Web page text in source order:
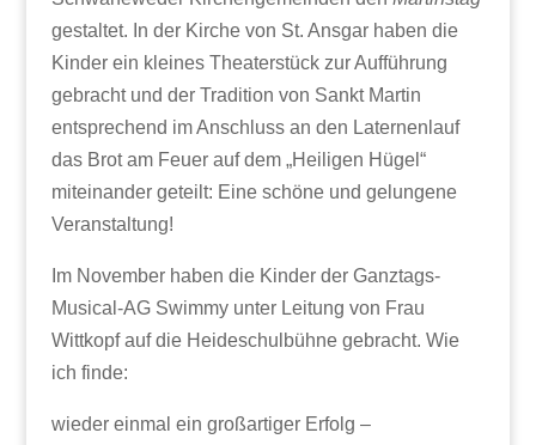
gestaltet. In der Kirche von St. Ansgar haben die
Kinder ein kleines Theaterstück zur Aufführung
gebracht und der Tradition von Sankt Martin
entsprechend im Anschluss an den Laternenlauf
das Brot am Feuer auf dem „Heiligen Hügel“
miteinander geteilt: Eine schöne und gelungene
Veranstaltung!
Im November haben die Kinder der Ganztags-
Musical-AG Swimmy unter Leitung von Frau
Wittkopf auf die Heideschulbühne gebracht. Wie
ich finde:
wieder einmal ein großartiger Erfolg –